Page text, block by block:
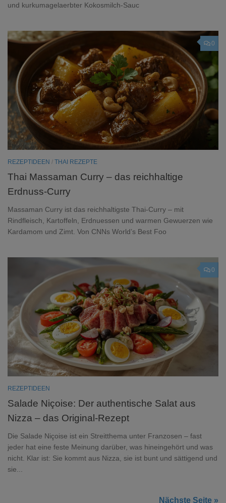
und kurkumagelaerbter Kokosmilch-Sauc
0
REZEPTIDEEN / THAI REZEPTE
Thai Massaman Curry – das reichhaltige
Erdnuss-Curry
Massaman Curry ist das reichhaltigste Thai-Curry – mit
Rindfleisch, Kartoffeln, Erdnuessen und warmen Gewuerzen wie
Kardamom und Zimt. Von CNNs World’s Best Foo
0
REZEPTIDEEN
Salade Niçoise: Der authentische Salat aus
Nizza – das Original-Rezept
Die Salade Niçoise ist ein Streitthema unter Franzosen – fast
jeder hat eine feste Meinung darüber, was hineingehört und was
nicht. Klar ist: Sie kommt aus Nizza, sie ist bunt und sättigend und
sie...
Nächste Seite »